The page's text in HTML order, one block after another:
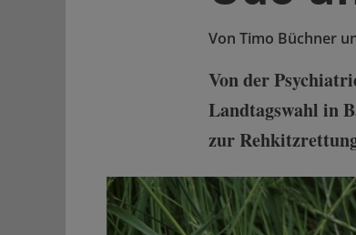
Von Timo Büchner
Von der
Landtagswahl in
zur